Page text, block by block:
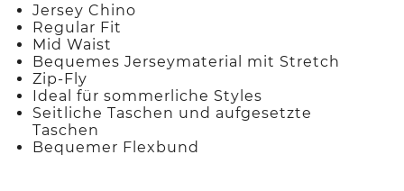
Jersey Chino
Regular Fit
Mid Waist
Bequemes Jerseymaterial mit Stretch
Zip-Fly
Ideal für sommerliche Styles
Seitliche Taschen und aufgesetzte
Taschen
Bequemer Flexbund